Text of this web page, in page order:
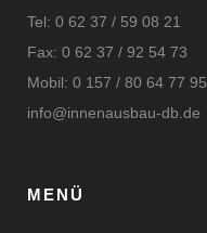
Tel: 0 62 37 / 59 08 21
Fax: 0 62 37 / 92 54 73
Mobil: 0 157 / 80 64 77 95
info@innenausbau-db.de
MENÜ